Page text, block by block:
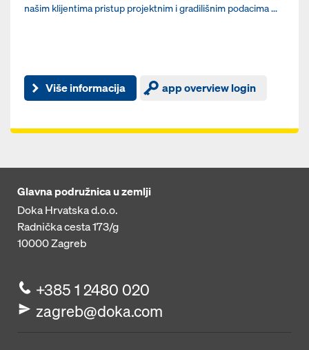
našim klijentima pristup projektnim i gradilišnim podacima ...
Više informacija app overview login
Glavna podružnica u zemlji
Doka Hrvatska d.o.o.
Radnička cesta 173/g
10000Zagreb
+385 1 2480 020
zagreb@doka.com